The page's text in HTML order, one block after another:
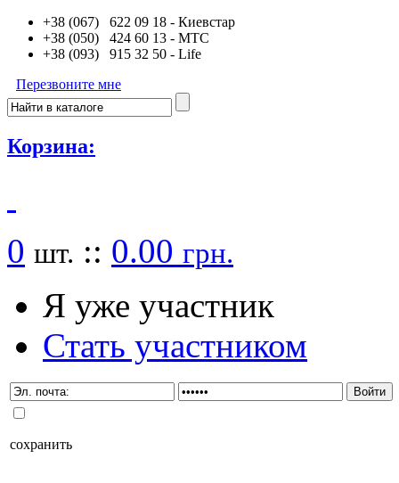
+38 (067) 622 09 18 - Киевстар
+38 (050) 424 60 13 - MTC
+38 (093) 915 32 50 - Life
Перезвоните мне
Корзина:
0 шт. :: 0.00 грн.
Я уже участник
Стать участником
сохранить